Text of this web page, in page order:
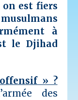
on est fiers
à
le Djihad
» ?
des